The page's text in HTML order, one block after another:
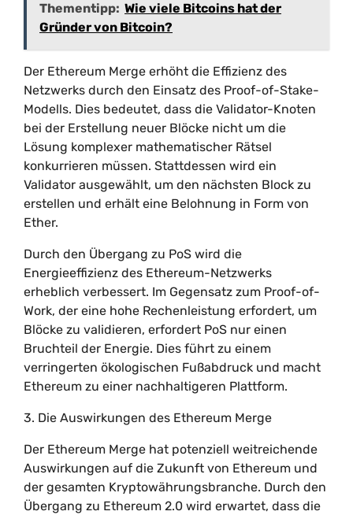
Thementipp: Wie viele Bitcoins hat der
Gründer von Bitcoin?
Der Ethereum Merge erhöht die Effizienz des
Netzwerks durch den Einsatz des Proof-of-Stake-
Modells. Dies bedeutet, dass die Validator-Knoten
bei der Erstellung neuer Blöcke nicht um die
Lösung komplexer mathematischer Rätsel
konkurrieren müssen. Stattdessen wird ein
Validator ausgewählt, um den nächsten Block zu
erstellen und erhält eine Belohnung in Form von
Ether.
Durch den Übergang zu PoS wird die
Energieeffizienz des Ethereum-Netzwerks
erheblich verbessert. Im Gegensatz zum Proof-of-
Work, der eine hohe Rechenleistung erfordert, um
Blöcke zu validieren, erfordert PoS nur einen
Bruchteil der Energie. Dies führt zu einem
verringerten ökologischen Fußabdruck und macht
Ethereum zu einer nachhaltigeren Plattform.
3. Die Auswirkungen des Ethereum Merge
Der Ethereum Merge hat potenziell weitreichende
Auswirkungen auf die Zukunft von Ethereum und
der gesamten Kryptowährungsbranche. Durch den
Übergang zu Ethereum 2.0 wird erwartet, dass die